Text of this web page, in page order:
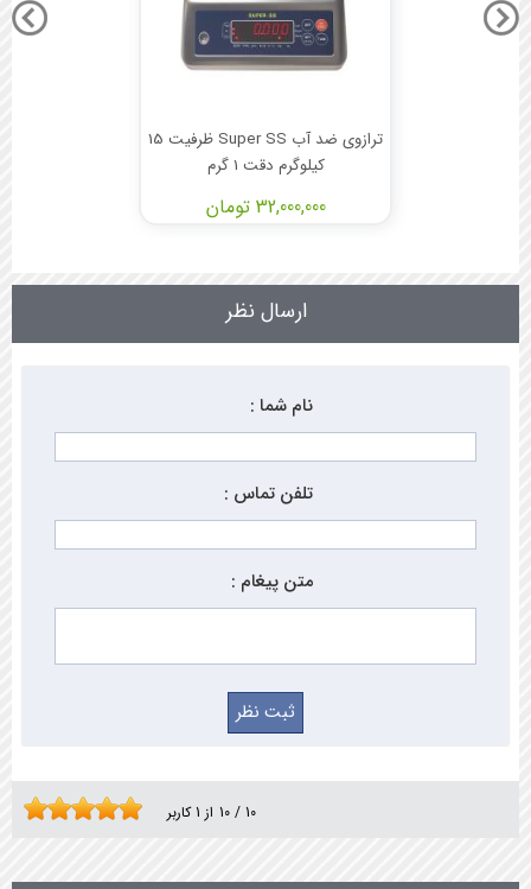
ترازوی ضد آب Super SS ظرفیت 15
کیلوگرم دقت 1 گرم
32,000,000 تومان
ارسال نظر
نام شما :
تلفن تماس :
متن پیغام :
10 / 10 از 1کاربر